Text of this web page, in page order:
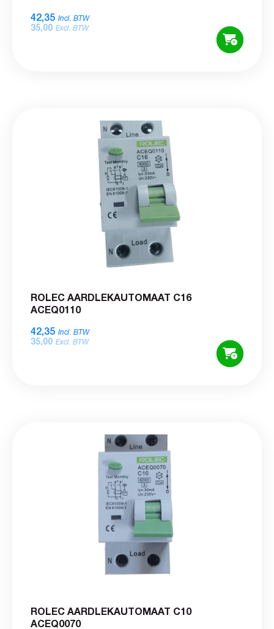
42,35 Incl. BTW
35,00 Excl. BTW
ROLEC AARDLEKAUTOMAAT C16
ACEQ0110
42,35 Incl. BTW
35,00 Excl. BTW
ROLEC AARDLEKAUTOMAAT C10
ACEQ0070